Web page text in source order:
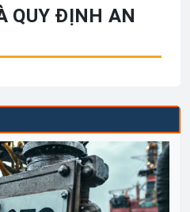
QUY ĐỊNH AN